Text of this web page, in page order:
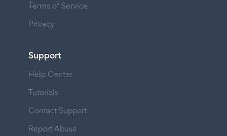
Terms of Service
Privacy
Support
Help Center
Tutorials
Contact Support
Report Abuse